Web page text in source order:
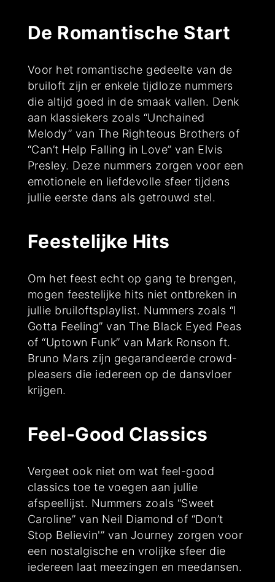
De Romantische Start
Voor het romantische gedeelte van de
bruiloft zijn er enkele tijdloze nummers
die altijd goed in de smaak vallen. Denk
aan klassiekers zoals “Unchained
Melody” van The Righteous Brothers of
“Can’t Help Falling in Love” van Elvis
Presley. Deze nummers zorgen voor een
emotionele en liefdevolle sfeer tijdens
jullie eerste dans als getrouwd stel.
Feestelijke Hits
Om het feest echt op gang te brengen,
mogen feestelijke hits niet ontbreken in
jullie bruiloftsplaylist. Nummers zoals “I
Gotta Feeling” van The Black Eyed Peas
of “Uptown Funk” van Mark Ronson ft.
Bruno Mars zijn gegarandeerde crowd-
pleasers die iedereen op de dansvloer
krijgen.
Feel-Good Classics
Vergeet ook niet om wat feel-good
classics toe te voegen aan jullie
afspeellijst. Nummers zoals “Sweet
Caroline” van Neil Diamond of “Don’t
Stop Believin'” van Journey zorgen voor
een nostalgische en vrolijke sfeer die
iedereen laat meezingen en meedansen.